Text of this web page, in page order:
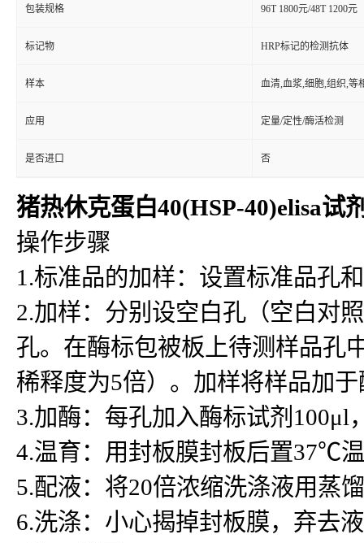
包装规格 96T 1800元/48T 1200元
标记物 HRP标记的检测抗体
样本 血清,血浆,细胞,组织,等
应用 定量/定性/酶活检测
是否进口 否
猪热休克蛋白40(HSP-40)elisa试
操作步骤
1.标准品的加样：设置标准品孔
2.加样：分别设空白孔（空白对
孔。在酶标包被板上待测样品孔
稀释度为5倍）。加样将样品加
3.加酶：每孔加入酶标试剂100μl
4.温育：用封板膜封板后置37℃
5.配液：将20倍浓缩洗涤液用蒸
6.洗涤：小心揭掉封板膜，弃去